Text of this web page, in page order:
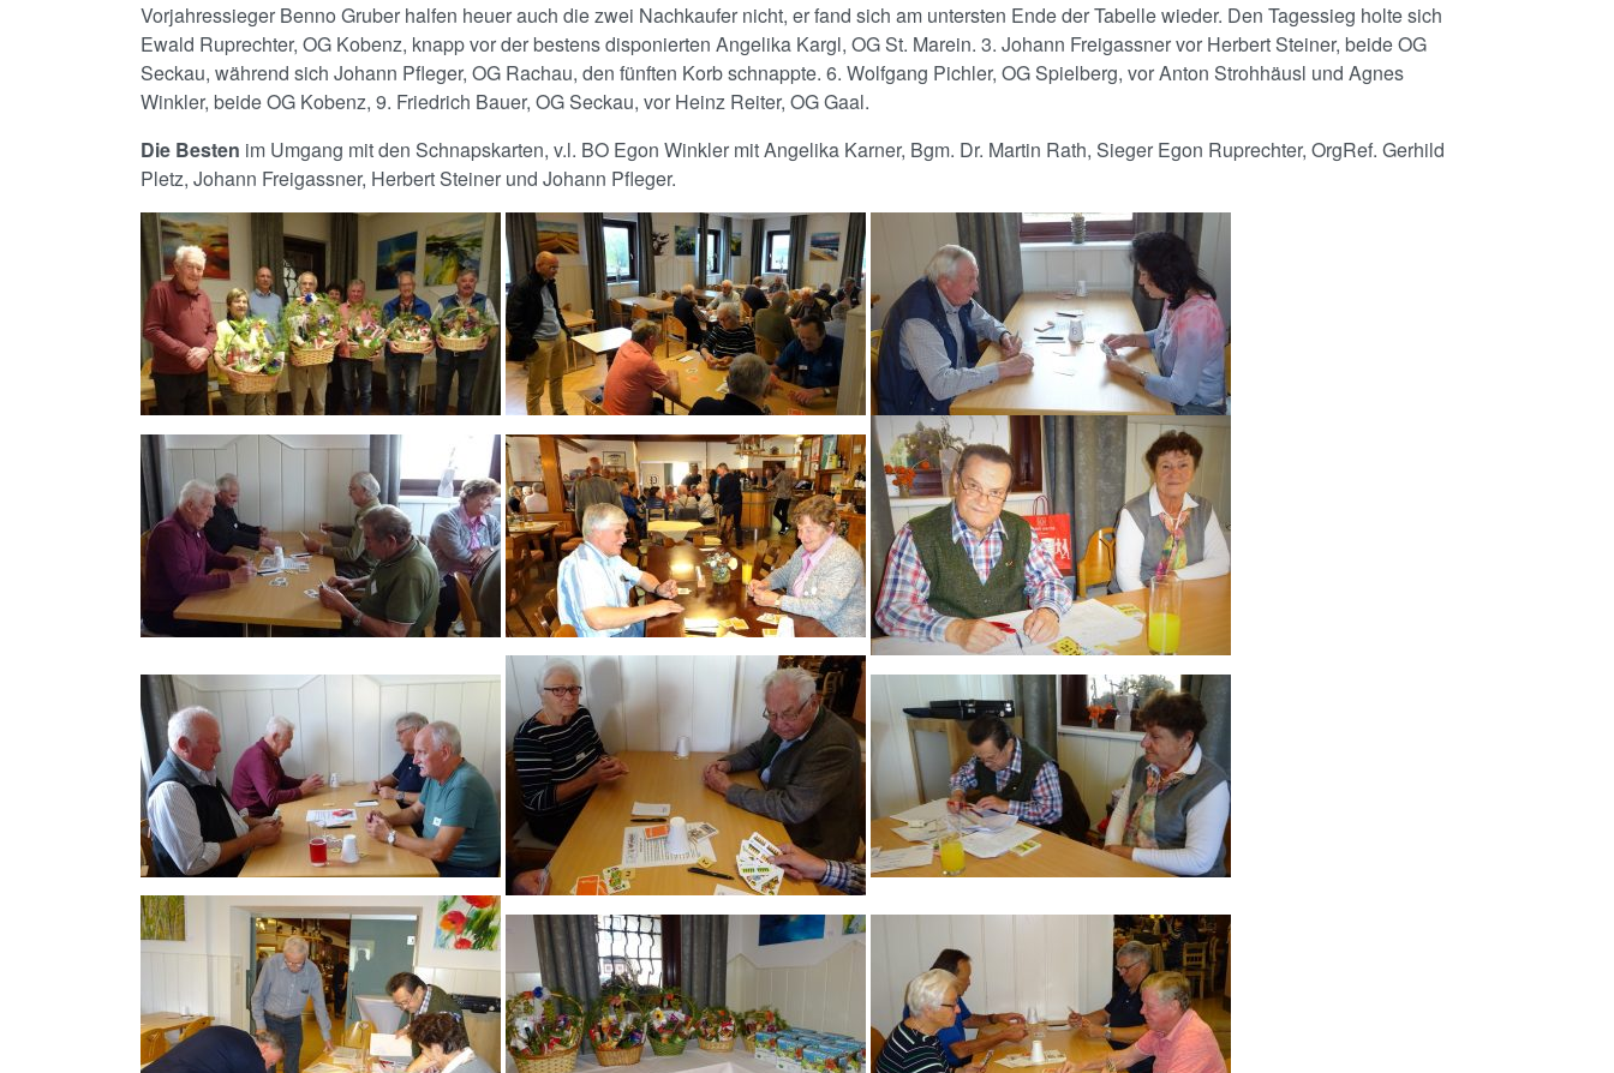
Vorjahressieger Benno Gruber halfen heuer auch die zwei Nachkaufer nicht, er fand sich am untersten Ende der Tabelle wieder. Den Tagessieg holte sich
Ewald Ruprechter, OG Kobenz, knapp vor der bestens disponierten Angelika Kargl, OG St. Marein. 3. Johann Freigassner vor Herbert Steiner, beide OG
Seckau, während sich Johann Pfleger, OG Rachau, den fünften Korb schnappte. 6. Wolfgang Pichler, OG Spielberg, vor Anton Strohhäusl und Agnes
Winkler, beide OG Kobenz, 9. Friedrich Bauer, OG Seckau, vor Heinz Reiter, OG Gaal.
Die Besten im Umgang mit den Schnapskarten, v.l. BO Egon Winkler mit Angelika Karner, Bgm. Dr. Martin Rath, Sieger Egon Ruprechter, OrgRef. Gerhild
Pletz, Johann Freigassner, Herbert Steiner und Johann Pfleger.